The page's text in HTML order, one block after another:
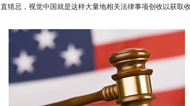
直猜忌，视觉中国就是这样大量地相关法律事项创收以获取